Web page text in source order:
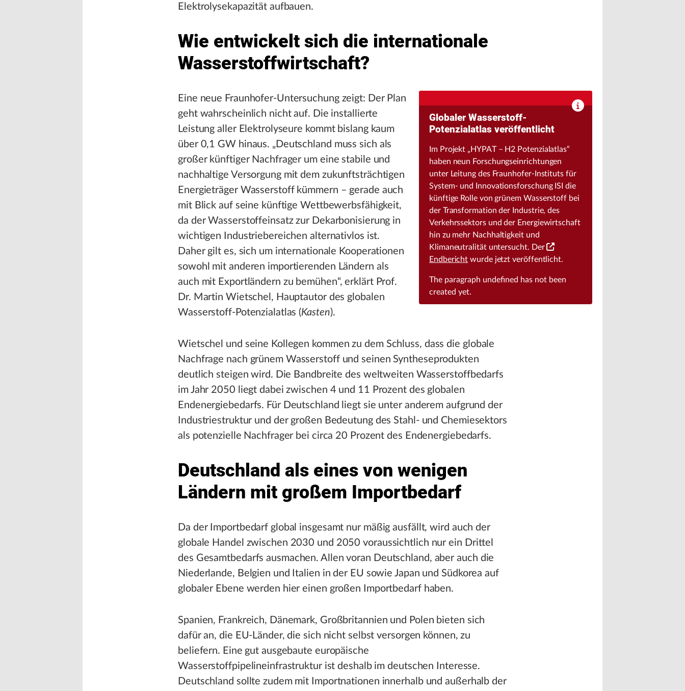
Elektrolysekapazität aufbauen.
Wie entwickelt sich die internationale
Wasserstoffwirtschaft?
Globaler Wasserstoff-
Potenzialatlas veröffentlicht
Im Projekt „HYPAT – H2 Potenzialatlas“
haben neun Forschungseinrichtungen
unter Leitung des Fraunhofer-Instituts für
System- und Innovationsforschung ISI die
künftige Rolle von grünem Wasserstoff bei
der Transformation der Industrie, des
Verkehrssektors und der Energiewirtschaft
hin zu mehr Nachhaltigkeit und
Klimaneutralität untersucht. Der
Endbericht wurde jetzt veröffentlicht.
The paragraph undefined has not been
created yet.
Eine neue Fraunhofer-Untersuchung zeigt: Der Plan
geht wahrscheinlich nicht auf. Die installierte
Leistung aller Elektrolyseure kommt bislang kaum
über 0,1 GW hinaus. „Deutschland muss sich als
großer künftiger Nachfrager um eine stabile und
nachhaltige Versorgung mit dem zukunftsträchtigen
Energieträger Wasserstoff kümmern – gerade auch
mit Blick auf seine künftige Wettbewerbsfähigkeit,
da der Wasserstoffeinsatz zur Dekarbonisierung in
wichtigen Industriebereichen alternativlos ist.
Daher gilt es, sich um internationale Kooperationen
sowohl mit anderen importierenden Ländern als
auch mit Exportländern zu bemühen“, erklärt Prof.
Dr. Martin Wietschel, Hauptautor des globalen
Wasserstoff-Potenzialatlas (Kasten).
Wietschel und seine Kollegen kommen zu dem Schluss, dass die globale
Nachfrage nach grünem Wasserstoff und seinen Syntheseprodukten
deutlich steigen wird. Die Bandbreite des weltweiten Wasserstoffbedarfs
im Jahr 2050 liegt dabei zwischen 4 und 11 Prozent des globalen
Endenergiebedarfs. Für Deutschland liegt sie unter anderem aufgrund der
Industriestruktur und der großen Bedeutung des Stahl- und Chemiesektors
als potenzielle Nachfrager bei circa 20 Prozent des Endenergiebedarfs.
Deutschland als eines von wenigen
Ländern mit großem Importbedarf
Da der Importbedarf global insgesamt nur mäßig ausfällt, wird auch der
globale Handel zwischen 2030 und 2050 voraussichtlich nur ein Drittel
des Gesamtbedarfs ausmachen. Allen voran Deutschland, aber auch die
Niederlande, Belgien und Italien in der EU sowie Japan und Südkorea auf
globaler Ebene werden hier einen großen Importbedarf haben.
Spanien, Frankreich, Dänemark, Großbritannien und Polen bieten sich
dafür an, die EU-Länder, die sich nicht selbst versorgen können, zu
beliefern. Eine gut ausgebaute europäische
Wasserstoffpipelineinfrastruktur ist deshalb im deutschen Interesse.
Deutschland sollte zudem mit Importnationen innerhalb und außerhalb der